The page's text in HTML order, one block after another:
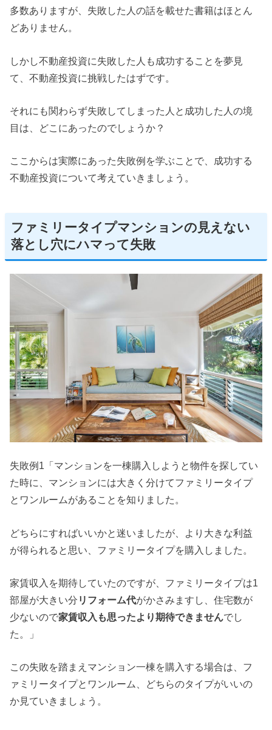
多数ありますが、失敗した人の話を載せた書籍はほとん
どありません。
しかし不動産投資に失敗した人も成功することを夢見
て、不動産投資に挑戦したはずです。
それにも関わらず失敗してしまった人と成功した人の境
目は、どこにあったのでしょうか？
ここからは実際にあった失敗例を学ぶことで、成功する
不動産投資について考えていきましょう。
ファミリータイプマンションの見えない
落とし穴にハマって失敗
失敗例1「マンションを一棟購入しようと物件を探してい
た時に、マンションには大きく分けてファミリータイプ
とワンルームがあることを知りました。
どちらにすればいいかと迷いましたが、より大きな利益
が得られると思い、ファミリータイプを購入しました。
家賃収入を期待していたのですが、ファミリータイプは1
部屋が大きい分 リフォーム代がかさみますし、住宅数が
少ないので家賃収入も思ったより期待できませんでし
た。」
この失敗を踏まえマンション一棟を購入する場合は、フ
ァミリータイプとワンルーム、どちらのタイプがいいの
か見ていきましょう。